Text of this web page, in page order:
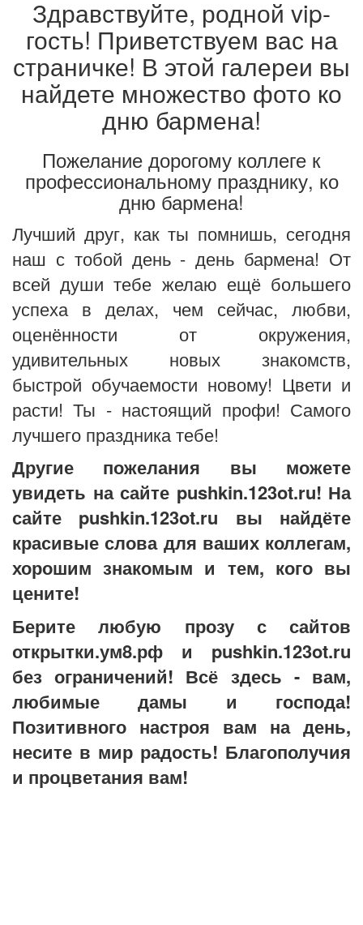
Здравствуйте, родной vip-
гость! Приветствуем вас на
страничке! В этой галереи вы
найдете множество фото ко
дню бармена!
Пожелание дорогому коллеге к
профессиональному празднику, ко
дню бармена!
Лучший друг, как ты помнишь, сегодня
наш с тобой день - день бармена! От
всей души тебе желаю ещё большего
успеха в делах, чем сейчас, любви,
оценённости от окружения,
удивительных новых знакомств,
быстрой обучаемости новому! Цвети и
расти! Ты - настоящий профи! Самого
лучшего праздника тебе!
Другие пожелания вы можете
увидеть на сайте pushkin.123ot.ru! На
сайте pushkin.123ot.ru вы найдёте
красивые слова для ваших коллегам,
хорошим знакомым и тем, кого вы
цените!
Берите любую прозу с сайтов
открытки.ум8.рф и pushkin.123ot.ru
без ограничений! Всё здесь - вам,
любимые дамы и господа!
Позитивного настроя вам на день,
несите в мир радость! Благополучия
и процветания вам!